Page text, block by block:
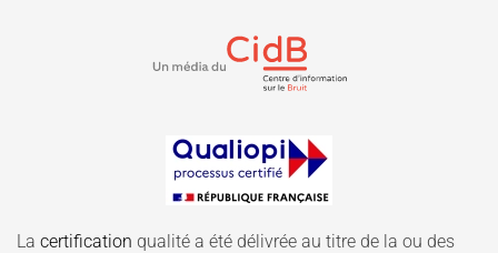
La certification qualité a été délivrée au titre de la ou des